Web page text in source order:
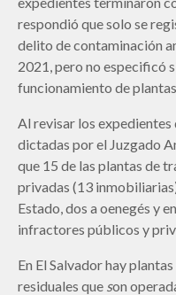
respondió que solo se
delito de contaminación
2021, pero no especificó
funcionamiento de
Al revisar los expedientes
dictadas por el Juzgado
que 15 de las plantas de
privadas (13
Estado, dos a oenegés y
infractores públicos y
En El Salvador hay
residuales que son